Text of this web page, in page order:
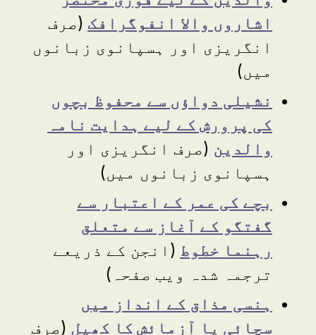
اشاروں والا انفوگرافک(صرف
انگریزی اور ہسپانوی زبانوں
میں)
نشیلی دواؤں سے محفوظ بچوں
کی پرورش کے لیے ہدایت نامہ
والدین(صرف انگریزی اور
ہسپانوی زبانوں میں)
بچے کی عمر کے اعتبار سے
گفتگو کے آغاز سے متعلق
رہنما خطوط(انجن کے ذریعے
ترجمہ شدہ ویب صفحہ)
ہنسی مذاق کے انداز میں
سچائی یا آزمائش کا کھیل( صرف